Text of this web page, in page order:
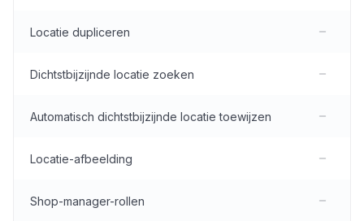
Locatie dupliceren
Dichtstbijzijnde locatie zoeken
Automatisch dichtstbijzijnde locatie toewijzen
Locatie-afbeelding
Shop-manager-rollen